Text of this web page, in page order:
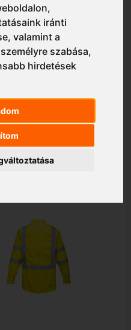
,
iránti
valamint a
szabása,
hirdetések